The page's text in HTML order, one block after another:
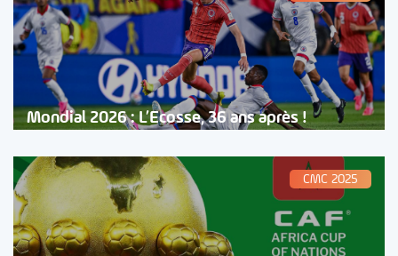
Mondial 2026 : L’Ecosse, 36 ans après !
CMC 2025